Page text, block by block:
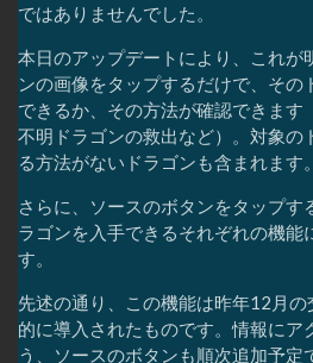
ではありませんでした。
本日のアップデートにより、これが
ンの画像をタップするだけで、その
できるか、その方法が確認できます
不明ドラゴンの救出など）。対象の
る方法がないドラゴンも含まれます。
さらに、ソースのボタンをタップす
ラゴンを入手できるそれぞれの機能
す。
先述の通り、この機能は昨年12月
的に導入されたものです。情報にア
う、ソースのボタンも順次追加予定